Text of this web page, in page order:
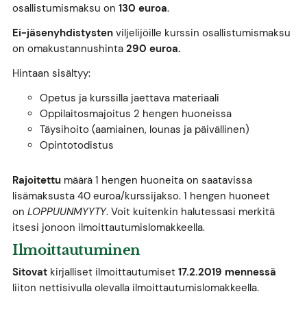
osallistumismaksu on 130 euroa.
Ei-jäsenyhdistysten viljelijöille kurssin osallistumismaksu
on omakustannushinta 290 euroa.
Hintaan sisältyy:
Opetus ja kurssilla jaettava materiaali
Oppilaitosmajoitus 2 hengen huoneissa
Täysihoito (aamiainen, lounas ja päivällinen)
Opintotodistus
Rajoitettu määrä 1 hengen huoneita on saatavissa
lisämaksusta 40 euroa/kurssijakso. 1 hengen huoneet
on LOPPUUNMYYTY. Voit kuitenkin halutessasi merkitä
itsesi jonoon ilmoittautumislomakkeella.
Ilmoittautuminen
Sitovatkirjalliset ilmoittautumiset 17.2.2019 mennessä
liiton nettisivulla olevalla ilmoittautumislomakkeella.